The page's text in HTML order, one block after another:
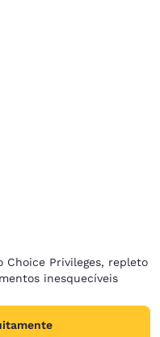
Choice Privileges, repleto
inesquecíveis